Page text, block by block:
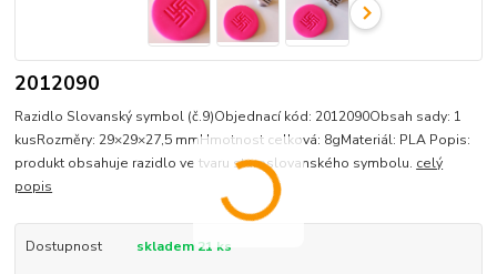
2012090
Razidlo Slovanský symbol (č.9)Objednací kód: 2012090Obsah sady: 1
kusRozměry: 29×29×27,5 mmHmotnost celková: 8gMateriál: PLA Popis:
produkt obsahuje razidlo ve tvaru staroslovanského symbolu. celý
popis
Dostupnost skladem 21 ks